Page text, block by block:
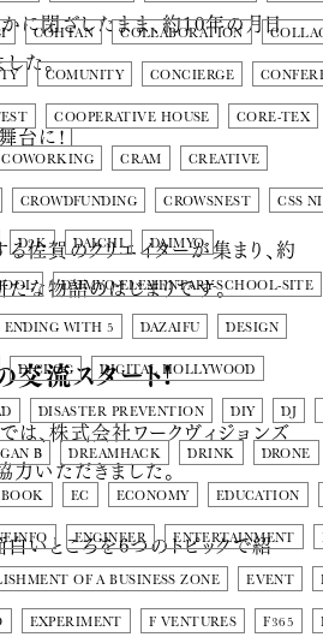
COHTAN COLLABORATION
COMUNITY CONCIERGE
COOPERATIVE HOUSE CORE-TEX
COWORKING CRAM CREATIVE
CROWDFUNDING CROWSNEST CSS
D2K DAICHI DAIMYO
DAIMYO-ELEMENTARY-SCHOOL-SITE
ENDING WITH 5 DAZAIFU DESIGN
DICLOG DIGITAL HOLLYWOOD
DISASTER PREVENTION DIY DJ
Β DREAMHACK DRINK DRONE
EC ECONOMY EDUCATION
ENGINEER ENTERTAINMENT
OF A BUSINESS ZONE EVENT
EXPERIMENT F VENTURES F365
に閉ざしたまま、約10年の月日
た。
台に!」
佐賀のクリエイターが集まり、約
な物語のはじまりです。
交流スタート!
、株式会社ワークヴィジョンズ
いただきました。
いところを6つのトピックで紹